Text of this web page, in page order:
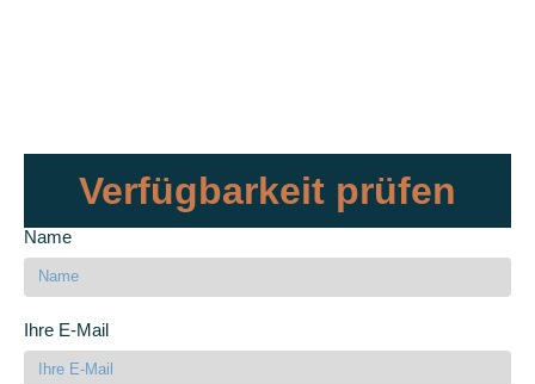
Verfügbarkeit prüfen
Name
Ihre E-Mail